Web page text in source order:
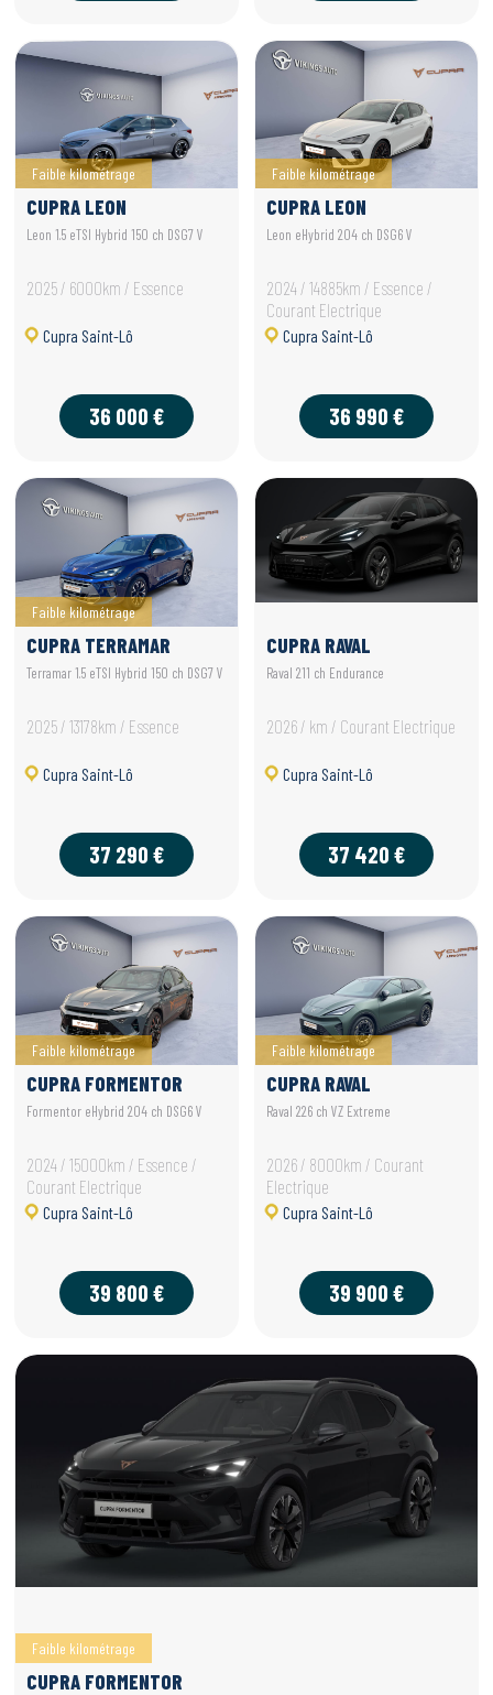
Faible kilométrage
CUPRA LEON
Leon 1.5 eTSI Hybrid 150 ch DSG7 V
2025 / 6000km / Essence
Cupra Saint-Lô
36 000 €
Faible kilométrage
CUPRA LEON
Leon eHybrid 204 ch DSG6 V
2024 / 14885km / Essence /
Courant Electrique
Cupra Saint-Lô
36 990 €
Faible kilométrage
CUPRA TERRAMAR
Terramar 1.5 eTSI Hybrid 150 ch DSG7 V
2025 / 13178km / Essence
Cupra Saint-Lô
37 290 €
CUPRA RAVAL
Raval 211 ch Endurance
2026 / km / Courant Electrique
Cupra Saint-Lô
37 420 €
Faible kilométrage
CUPRA FORMENTOR
Formentor eHybrid 204 ch DSG6 V
2024 / 15000km / Essence /
Courant Electrique
Cupra Saint-Lô
39 800 €
Faible kilométrage
CUPRA RAVAL
Raval 226 ch VZ Extreme
2026 / 8000km / Courant
Electrique
Cupra Saint-Lô
39 900 €
Faible kilométrage
CUPRA FORMENTOR